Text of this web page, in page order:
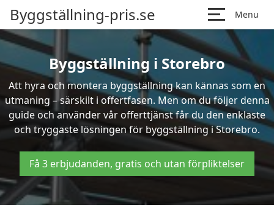
Byggställning-pris.se Menu
Byggställning i Storebro
Att hyra och montera byggställning kan kännas som en
utmaning – särskilt i offertfasen. Men om du följer denna
guide och använder vår offerttjänst får du den enklaste
och tryggaste lösningen för byggställning i Storebro.
Få 3 erbjudanden, gratis och utan förpliktelser